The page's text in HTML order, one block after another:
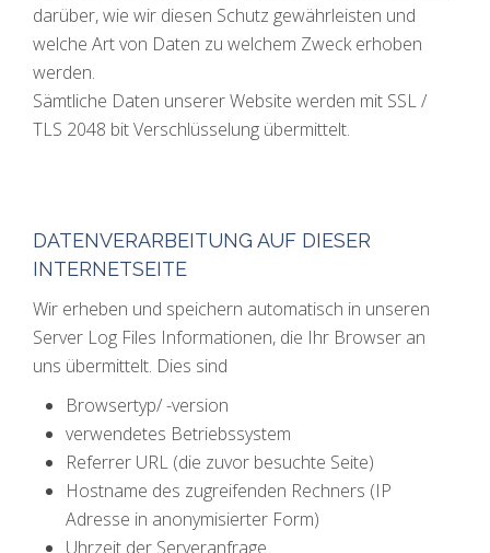
darüber, wie wir diesen Schutz gewährleisten und
welche Art von Daten zu welchem Zweck erhoben
werden.
Sämtliche Daten unserer Website werden mit SSL /
TLS 2048 bit Verschlüsselung übermittelt.
DATENVERARBEITUNG AUF DIESER
INTERNETSEITE
Wir erheben und speichern automatisch in unseren
Server Log Files Informationen, die Ihr Browser an
uns übermittelt. Dies sind
Browsertyp/ -version
verwendetes Betriebssystem
Referrer URL (die zuvor besuchte Seite)
Hostname des zugreifenden Rechners (IP
Adresse in anonymisierter Form)
Uhrzeit der Serveranfrage